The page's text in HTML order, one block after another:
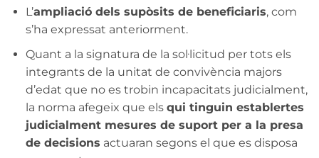
L’ampliació dels supòsits de beneficiaris, com
s’ha expressat anteriorment.
Quant a la signatura de la sol·licitud per tots els
integrants de la unitat de convivència majors
d’edat que no es trobin incapacitats judicialment,
la norma afegeix que els qui tinguin establertes
judicialment mesures de suport per a la presa
de decisions actuaran segons el que es disposa